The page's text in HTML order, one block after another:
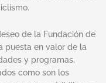
de la Fundación de
puesta en valor de la
y programas,
como son los